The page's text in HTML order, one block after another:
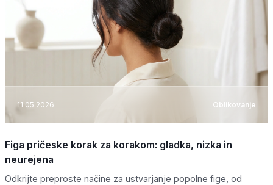
11.05.2026 Oblikovanje
Figa pričeske korak za korakom: gladka, nizka in
neurejena
Odkrijte preproste načine za ustvarjanje popolne fige, od